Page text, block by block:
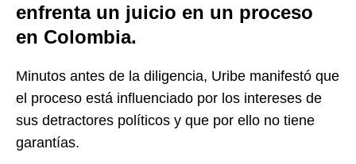
enfrenta un juicio en un proceso
en Colombia.
Minutos antes de la diligencia, Uribe manifestó que
el proceso está influenciado por los intereses de
sus detractores políticos y que por ello no tiene
garantías.